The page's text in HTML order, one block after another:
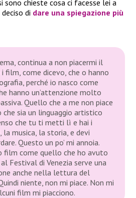
sono chieste cosa ci facesse lei a
deciso di dare una spiegazione più
continua a non piacermi il
film, come dicevo, che o hanno
perché io nasco come
hanno un’attenzione molto
Quello che a me non piace
sia un linguaggio artistico
che tu ti metti lì e hai i
la musica, la storia, e devi
Questo un po’ mi annoia.
film come quello che ho avuto
Festival di Venezia serve una
anche nella lettura del
niente, non mi piace. Non mi
film mi piacciono.